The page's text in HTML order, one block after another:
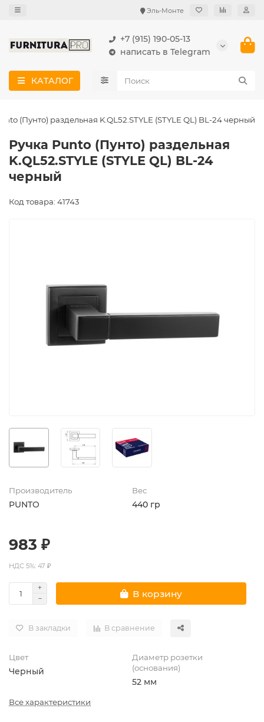
Эль-Монте
+7 (915) 190-05-13
написать в Telegram
КАТАЛОГ
(Пунто) раздельная K.QL52.STYLE (STYLE QL) BL-24 черный
Ручка Punto (Пунто) раздельная
K.QL52.STYLE (STYLE QL) BL-24
черный
Код товара: 41743
Производитель
PUNTO
Вес
440 гр
983 ₽
НДС 5%: 47 ₽
В корзину
В закладки В сравнение
Цвет
Черный
Диаметр розетки
(основания)
52 мм
Все характеристики